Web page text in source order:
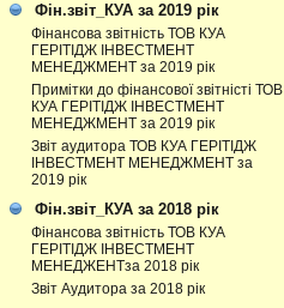
Фін.звіт_КУА за 2019 рік
Фінансова звітність ТОВ КУА
ГЕРІТІДЖ ІНВЕСТМЕНТ
МЕНЕДЖМЕНТ за 2019 рік
Примітки до фінансової звітністі ТОВ
КУА ГЕРІТІДЖ ІНВЕСТМЕНТ
МЕНЕДЖМЕНТ за 2019 рік
Звіт аудитора ТОВ КУА ГЕРІТІДЖ
ІНВЕСТМЕНТ МЕНЕДЖМЕНТ за
2019 рік
Фін.звіт_КУА за 2018 рік
Фінансова звітність ТОВ КУА
ГЕРІТІДЖ ІНВЕСТМЕНТ
МЕНЕДЖЕНТза 2018 рік
Звіт Аудитора за 2018 рік